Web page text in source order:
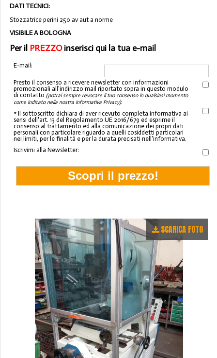
DATI TECNICI:
Stozzatrice perini 250 av aut a norme
VISIBILE A BOLOGNA
Per il PREZZOinserisci qui la tua e-mail
E-mail:
Presto il consenso a ricevere newsletter con informazioni
promozionali all'indirizzo mail riportato sopra in questo modulo
di contatto (potrai sempre revocare il tuo consenso in qualsiasi momento
come indicato nella nostra informativa Privacy):
* Il sottoscritto dichiara di aver ricevuto completa informativa ai
sensi dell'art. 13 del Regolamento UE 2016/679 ed esprime il
consenso al trattamento ed alla comunicazione dei propri dati
personali con particolare riguardo a quelli cosiddetti particolari
nei limiti, per le finalità e per la durata precisati nell'informativa.
Iscrivimi alla Newsletter:
SCARICA FOTO